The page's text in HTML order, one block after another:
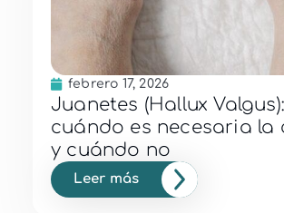
febrero 17, 2026
Juanetes (Hallux Valgus):
cuándo es necesaria la
y cuándo no
Leer más